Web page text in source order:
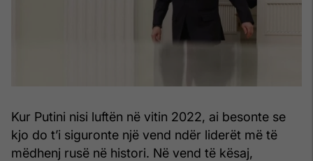
Kur Putini nisi luftën në vitin 2022, ai besonte se
kjo do t’i siguronte një vend ndër liderët më të
mëdhenj rusë në histori. Në vend të kësaj,